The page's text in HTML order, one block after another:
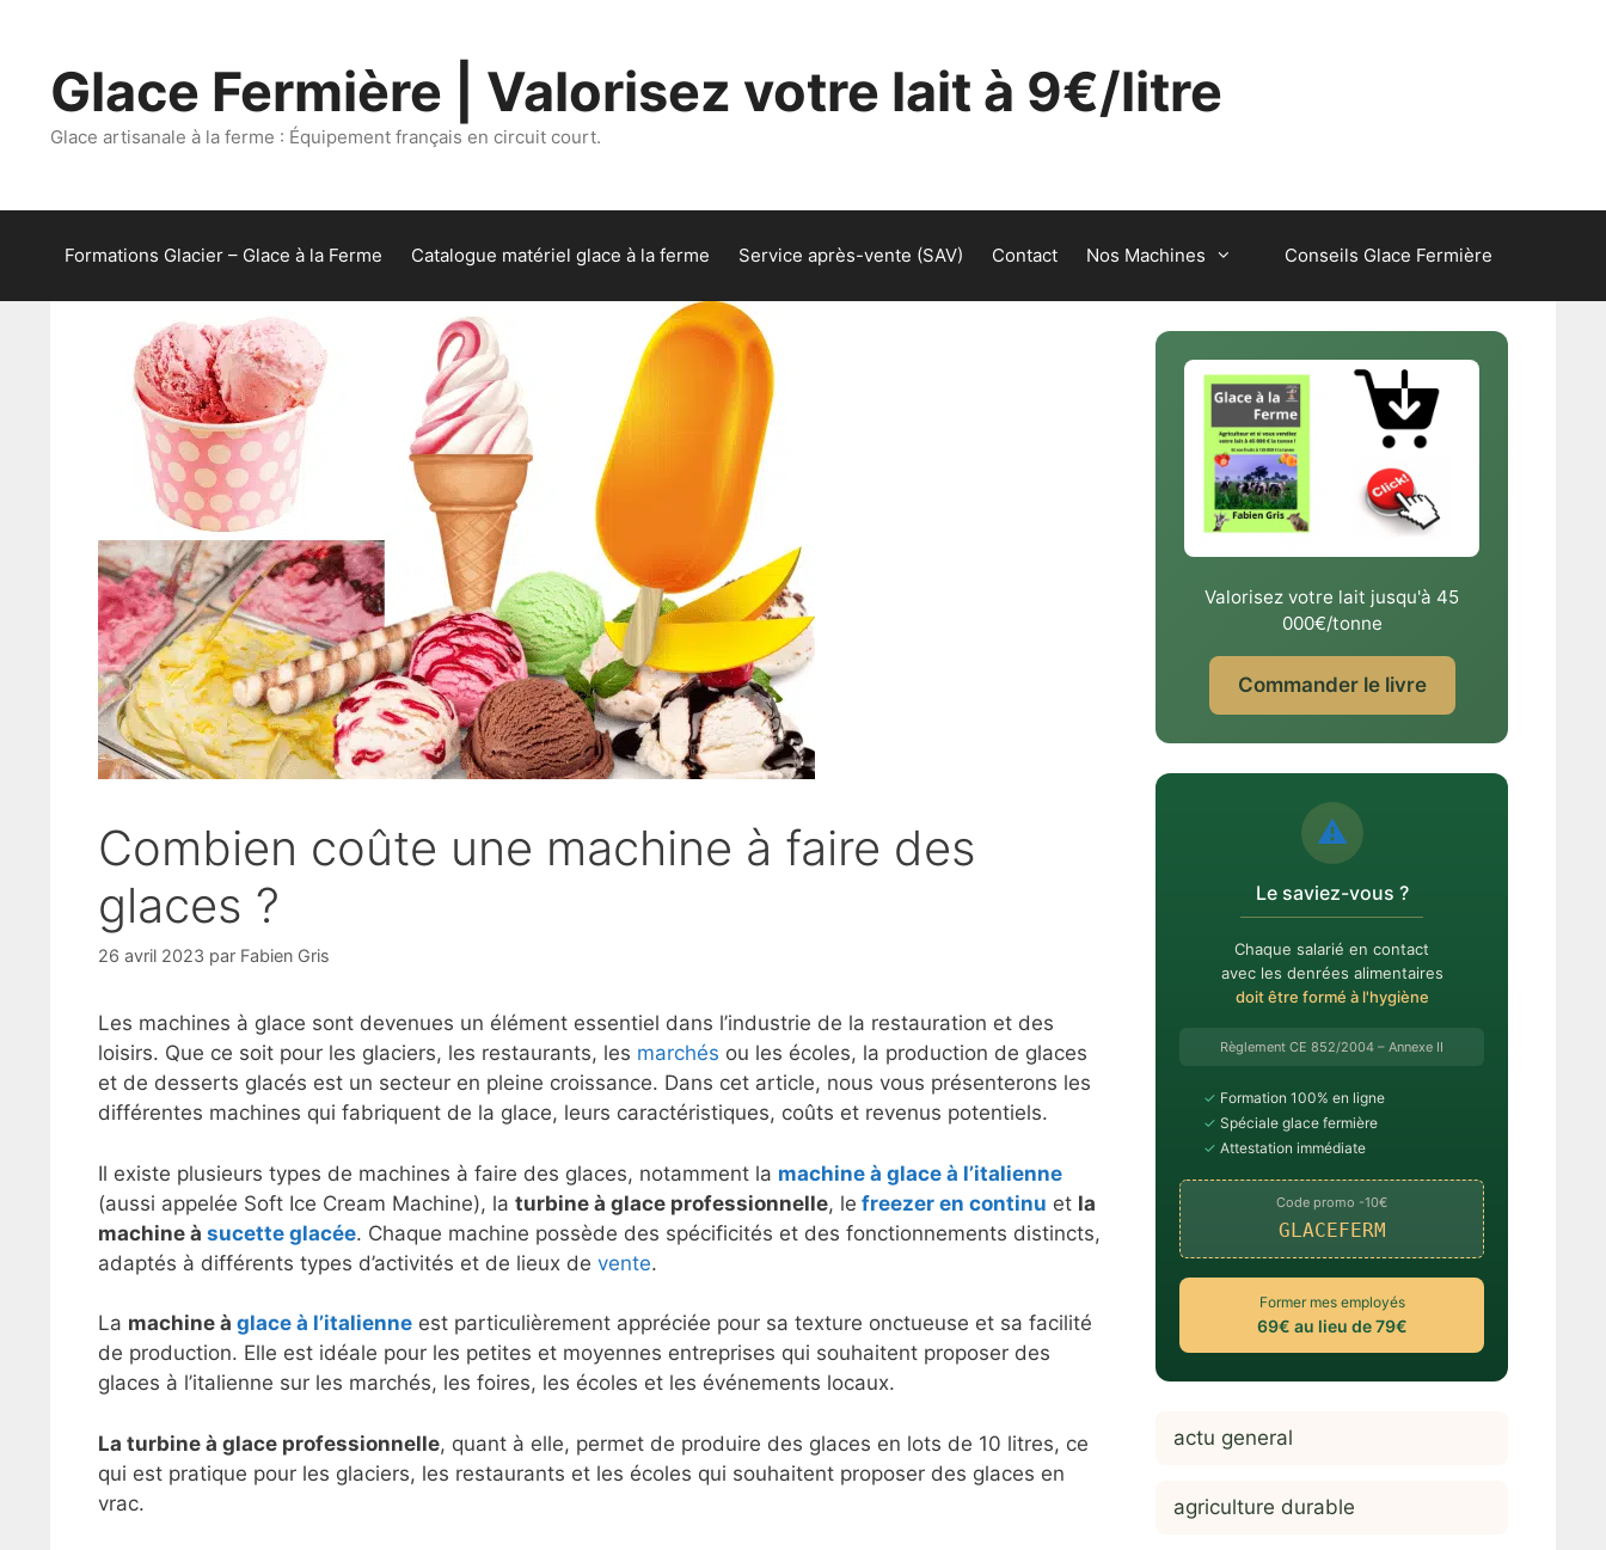
contenuGlace Fermière | Valorisez votre lait à 9€/litre
Glace artisanale à la ferme : Équipement français en circuit court.
Formations Glacier – Glace à la Ferme Catalogue matériel glace à la ferme Service après-vente (SAV) Contact Nos Machines Conseils Glace Fermière
Combien coûte une machine à faire des
glaces ?
26 avril 2023 par Fabien Gris
Les machines à glace sont devenues un élément essentiel dans l’industrie de la restauration et des
loisirs. Que ce soit pour les glaciers, les restaurants, les marchés ou les écoles, la production de glaces
et de desserts glacés est un secteur en pleine croissance. Dans cet article, nous vous présenterons les
différentes machines qui fabriquent de la glace, leurs caractéristiques, coûts et revenus potentiels.
Il existe plusieurs types de machines à faire des glaces, notamment la machine à glace à l’italienne
(aussi appelée Soft Ice Cream Machine), la turbine à glace professionnelle, le freezer en continu et la
machine à sucette glacée. Chaque machine possède des spécificités et des fonctionnements distincts,
adaptés à différents types d’activités et de lieux de vente.
La machine à glace à l’italienne est particulièrement appréciée pour sa texture onctueuse et sa facilité
de production. Elle est idéale pour les petites et moyennes entreprises qui souhaitent proposer des
glaces à l’italienne sur les marchés, les foires, les écoles et les événements locaux.
La turbine à glace professionnelle, quant à elle, permet de produire des glaces en lots de 10 litres, ce
qui est pratique pour les glaciers, les restaurants et les écoles qui souhaitent proposer des glaces en
vrac.
Valorisez votre lait jusqu'à 45
000€/tonne
Commander le livre
⚠️
Le saviez-vous ?
Chaque salarié en contact
avec les denrées alimentaires
doit être formé à l'hygiène
Règlement CE 852/2004 – Annexe II
✓ Formation 100% en ligne
✓ Spéciale glace fermière
✓ Attestation immédiate
Code promo -10€
GLACEFERM
Former mes employés
69€ au lieu de 79€
actu general
agriculture durable